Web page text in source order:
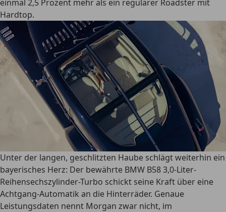
einmal 2,5 Prozent mehr als ein regulärer Roadster mit
Hardtop.
Unter der langen, geschlitzten Haube schlägt weiterhin ein
bayerisches Herz: Der bewährte BMW B58 3,0-Liter-
Reihensechszylinder-Turbo schickt seine Kraft über eine
Achtgang-Automatik an die Hinterräder. Genaue
Leistungsdaten nennt Morgan zwar nicht, im